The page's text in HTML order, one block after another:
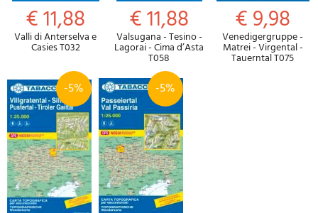
€ 11,88
Valli di Anterselva e
Casies T032
€ 11,88
Valsugana - Tesino -
Lagorai - Cima d’Asta
T058
€ 9,98
Venedigergruppe -
Matrei - Virgental -
Tauerntal T075
-5% -5%